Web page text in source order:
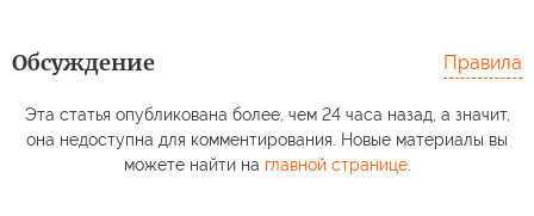
Обсуждение Правила
Эта статья опубликована более, чем 24 часа назад, а значит,
она недоступна для комментирования. Новые материалы вы
можете найти на главной странице.